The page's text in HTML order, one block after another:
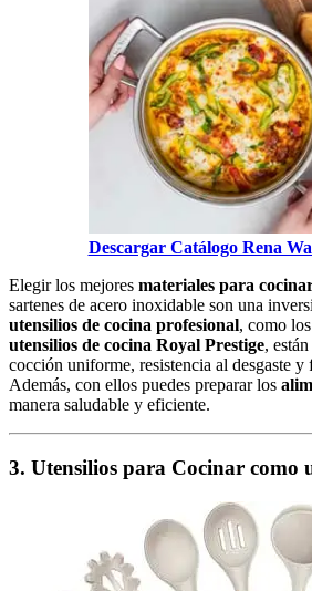
Descargar Catálogo Rena
Elegir los mejores materiales para
sartenes de acero inoxidable son una
utensilios de cocina profesional, como
utensilios de cocina Royal Prestige,
cocción uniforme, resistencia al desgaste
Además, con ellos puedes preparar los
manera saludable y eficiente.
3. Utensilios para Cocinar como